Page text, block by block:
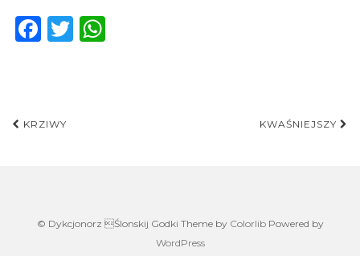
F
b
T
Post
KRZIWY KWAŚNIEJSZY
© Dykcjonorz Ślonskij Godki Theme by ColorlibPowered by
WordPress